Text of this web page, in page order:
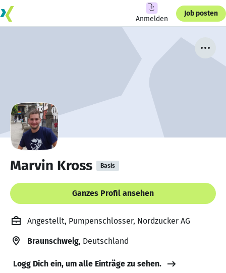
Anmelden
Job posten
Marvin Kross Basis
Ganzes Profil ansehen
Angestellt, Pumpenschlosser, Nordzucker AG
Braunschweig, Deutschland
Logg Dich ein, um alle Einträge zu sehen.